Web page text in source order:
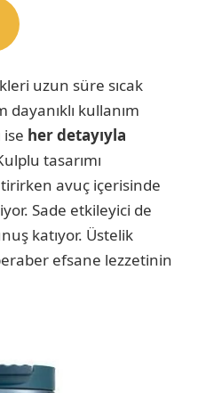
uzun süre sıcak
kullanım
ise her detayıyla
tasarımı
avuç içerisinde
Sade etkileyici de
katıyor. Üstelik
efsane lezzetinin